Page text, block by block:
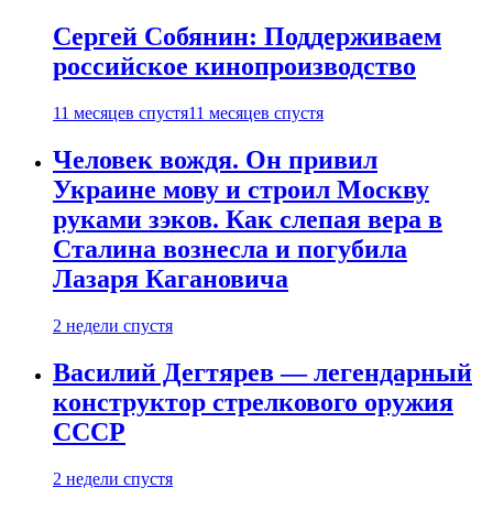
Сергей Собянин: Поддерживаем
российское кинопроизводство
11 месяцев спустя11 месяцев спустя
Человек вождя. Он привил
Украине мову и строил Москву
руками зэков. Как слепая вера в
Сталина вознесла и погубила
Лазаря Кагановича
2 недели спустя
Василий Дегтярев — легендарный
конструктор стрелкового оружия
СССР
2 недели спустя